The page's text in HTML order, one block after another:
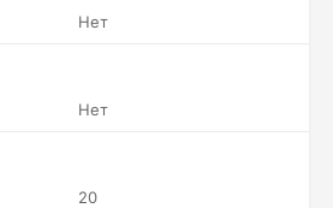
Нет
Нет
20